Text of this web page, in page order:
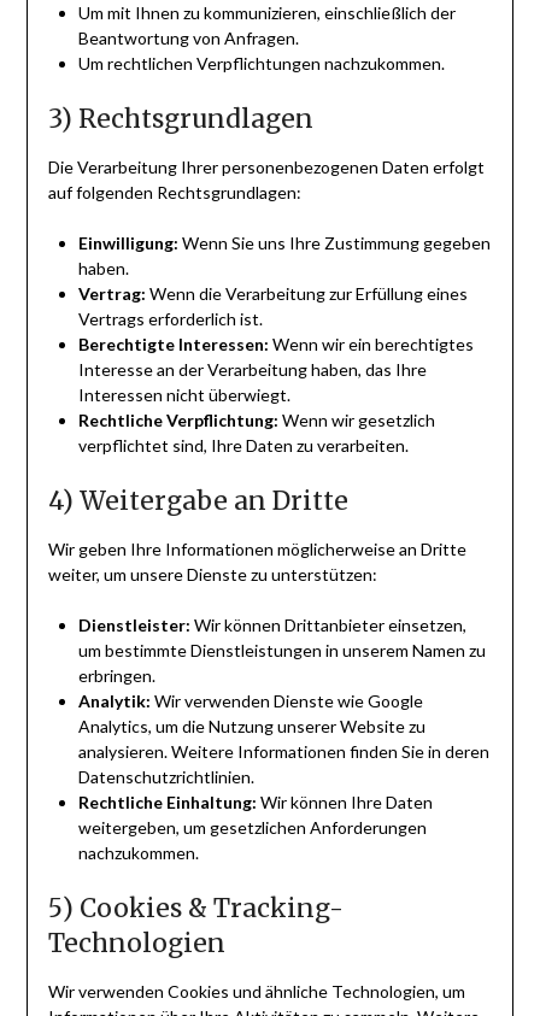
Um mit Ihnen zu kommunizieren, einschließlich der
Beantwortung von Anfragen.
Um rechtlichen Verpflichtungen nachzukommen.
3) Rechtsgrundlagen
Die Verarbeitung Ihrer personenbezogenen Daten erfolgt
auf folgenden Rechtsgrundlagen:
Einwilligung: Wenn Sie uns Ihre Zustimmung gegeben
haben.
Vertrag: Wenn die Verarbeitung zur Erfüllung eines
Vertrags erforderlich ist.
Berechtigte Interessen: Wenn wir ein berechtigtes
Interesse an der Verarbeitung haben, das Ihre
Interessen nicht überwiegt.
Rechtliche Verpflichtung: Wenn wir gesetzlich
verpflichtet sind, Ihre Daten zu verarbeiten.
4) Weitergabe an Dritte
Wir geben Ihre Informationen möglicherweise an Dritte
weiter, um unsere Dienste zu unterstützen:
Dienstleister: Wir können Drittanbieter einsetzen,
um bestimmte Dienstleistungen in unserem Namen zu
erbringen.
Analytik: Wir verwenden Dienste wie Google
Analytics, um die Nutzung unserer Website zu
analysieren. Weitere Informationen finden Sie in deren
Datenschutzrichtlinien.
Rechtliche Einhaltung: Wir können Ihre Daten
weitergeben, um gesetzlichen Anforderungen
nachzukommen.
5) Cookies & Tracking-
Technologien
Wir verwenden Cookies und ähnliche Technologien, um